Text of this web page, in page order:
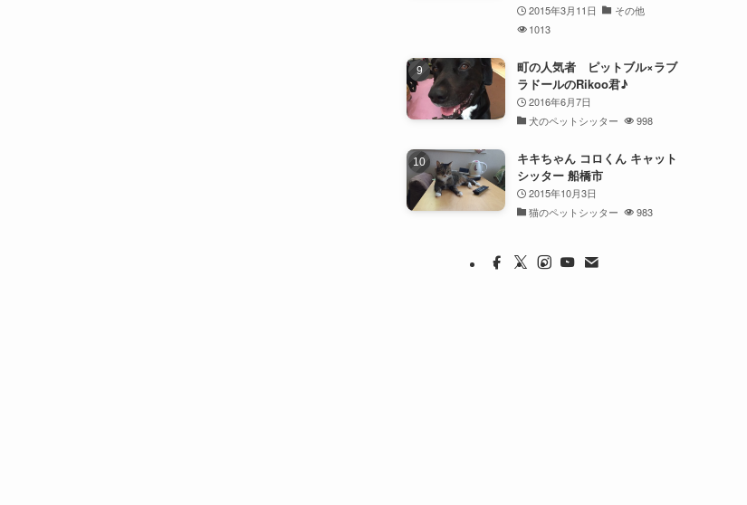
2015年3月11日
その他
1013
町の人気者 ピットブル×ラブ
ラドールのRikoo君♪
2016年6月7日
犬のペットシッター
998
キキちゃん コロくん キャット
シッター 船橋市
2015年10月3日
猫のペットシッター
983